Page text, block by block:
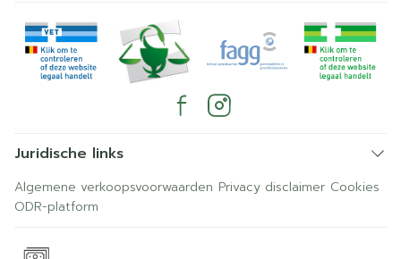
Juridische links
Algemene verkoopsvoorwaarden Privacy disclaimer Cookies
ODR-platform